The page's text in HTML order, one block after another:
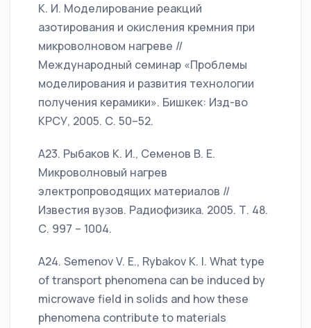
К. И. Моделирование реакций
азотирования и окисления кремния при
микроволновом нагреве //
Международный семинар «Проблемы
моделирования и развития технологии
получения керамики». Бишкек: Изд-во
КРСУ, 2005. С. 50–52.
А23. Рыбаков К. И., Семенов В. Е.
Микроволновый нагрев
электропроводящих материалов //
Известия вузов. Радиофизика. 2005. Т. 48.
С. 997 – 1004.
А24. Semenov V. E., Rybakov K. I. What type
of transport phenomena can be induced by
microwave field in solids and how these
phenomena contribute to materials